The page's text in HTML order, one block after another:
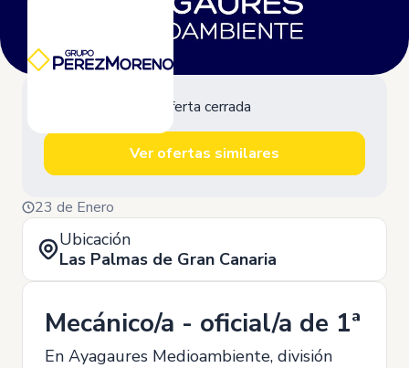
Oferta cerrada
Ver ofertas similares
23 de Enero
Ubicación
Las Palmas de Gran Canaria
Mecánico/a - oficial/a de 1ª
En Ayagaures Medioambiente, división